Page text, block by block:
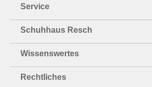
Service
Schuhhaus Resch
Wissenswertes
Rechtliches